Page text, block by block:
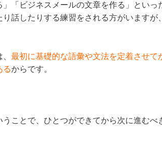
「ビジネスメールの文章を作る」といっ
話したりする練習をされる方がいますが
最初に基礎的な語彙や文法を定着させて
るからです。
ことで、ひとつができてから次に進むべ